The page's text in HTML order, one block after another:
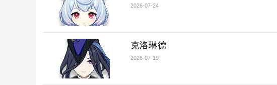
2026-07-24
克洛琳德
2026-07-19